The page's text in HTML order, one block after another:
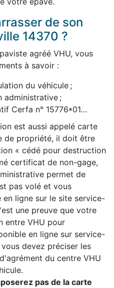
de son
14370 ?
agréé VHU, vous
à savoir :
du véhicule ;
administrative ;
Cerfa n° 15776*01…
est aussi appelé carte
de propriété, il doit être
« cédé pour destruction
certificat de non-gage,
permet de
pas volé et vous
ligne sur le site service-
une preuve que votre
entre VHU pour
en ligne sur service-
devez préciser les
du centre VHU
pas de la carte